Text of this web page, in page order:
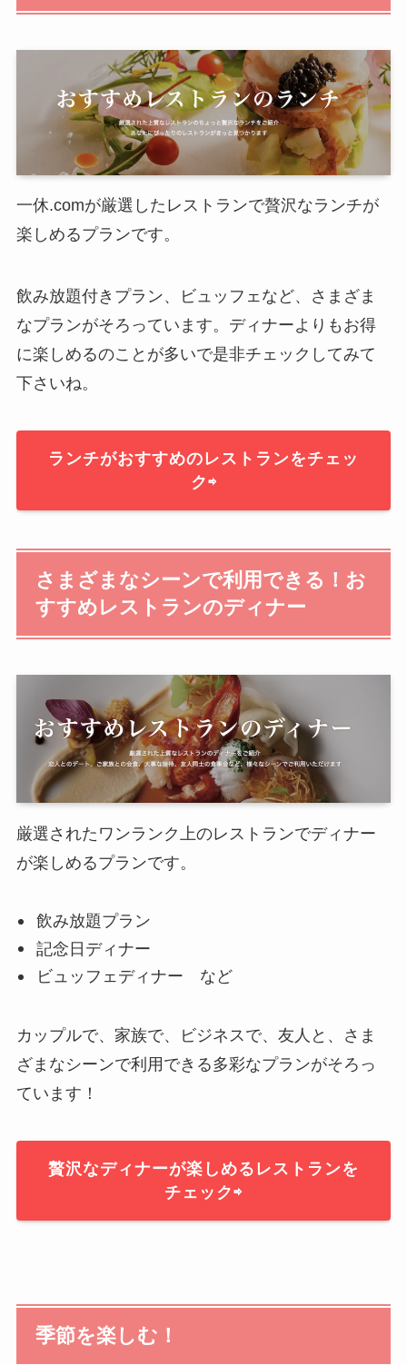
一休.comが厳選したレストランで贅沢なランチが
楽しめるプランです。
飲み放題付きプラン、ビュッフェなど、さまざま
なプランがそろっています。ディナーよりもお得
に楽しめるのことが多いで是非チェックしてみて
下さいね。
ランチがおすすめのレストランをチェッ
ク⇨
さまざまなシーンで利用できる！お
すすめレストランのディナー
厳選されたワンランク上のレストランでディナー
が楽しめるプランです。
飲み放題プラン
記念日ディナー
ビュッフェディナー など
カップルで、家族で、ビジネスで、友人と、さま
ざまなシーンで利用できる多彩なプランがそろっ
ています！
贅沢なディナーが楽しめるレストランを
チェック⇨
季節を楽しむ！